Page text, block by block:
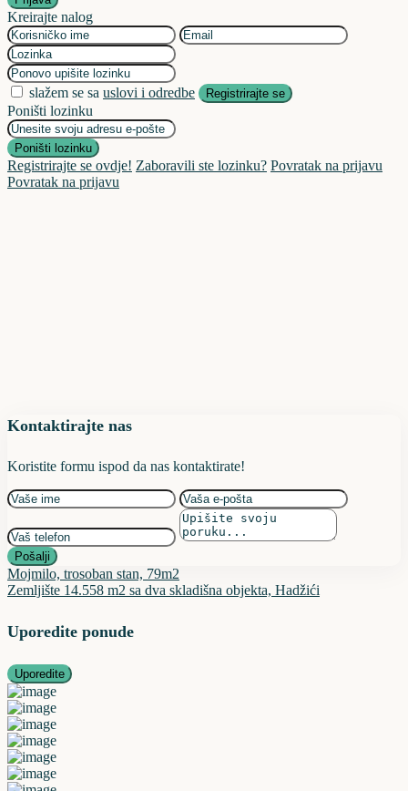
Kreirajte nalog
slažem se sa uslovi i odredbe Registrirajte se
Poništi lozinku
Poništi lozinku
Registrirajte se ovdje! Zaboravili ste lozinku? Povratak na prijavu
Povratak na prijavu
Kontaktirajte nas
Koristite formu ispod da nas kontaktirate!
Pošalji
Mojmilo, trosoban stan, 79m2
Zemljište 14.558 m2 sa dva skladišna objekta, Hadžići
Uporedite ponude
Uporedite